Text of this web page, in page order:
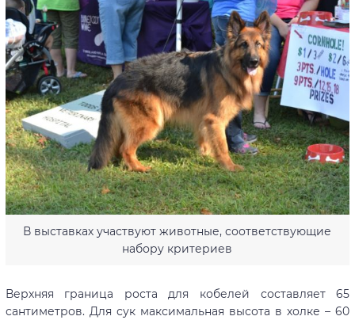
В выставках участвуют животные, соответствующие
набору критериев
Верхняя граница роста для кобелей составляет 65
сантиметров. Для сук максимальная высота в холке – 60